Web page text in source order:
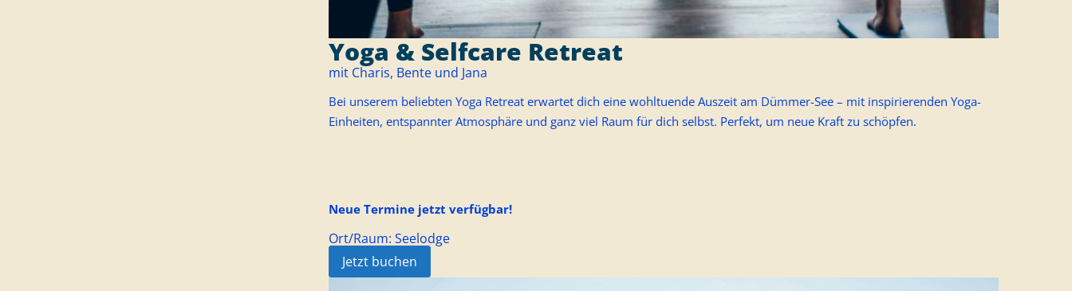
Yoga & Selfcare Retreat
mit Charis, Bente und Jana
Bei unserem beliebten Yoga Retreat erwartet dich eine wohltuende Auszeit am Dümmer-See – mit inspirierenden Yoga-
Einheiten, entspannter Atmosphäre und ganz viel Raum für dich selbst. Perfekt, um neue Kraft zu schöpfen.
Neue Termine jetzt verfügbar!
Ort/Raum: Seelodge
Jetzt buchen